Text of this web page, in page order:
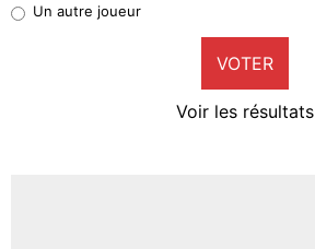
9%
Un autre joueur
VOTER
Voir les résultats